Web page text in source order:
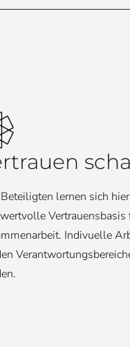
lernen sich
Vertrauensbasis
Indivuelle